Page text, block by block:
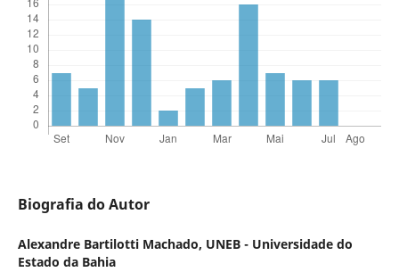
Biografia do Autor
Alexandre Bartilotti Machado, UNEB - Universidade do
Estado da Bahia